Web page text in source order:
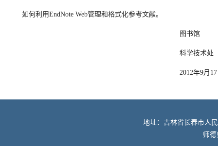
如何利用EndNote Web管理和格式化参考文献。
图书馆
科学技术处
2012年9月17
地址：吉林省长春市人
师德